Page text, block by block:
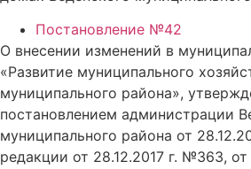
Постановление №42
О внесении изменений в
«Развитие муниципального
муниципального района»,
постановлением администрации
муниципального района от
редакции от 28.12.2017 г. №363,